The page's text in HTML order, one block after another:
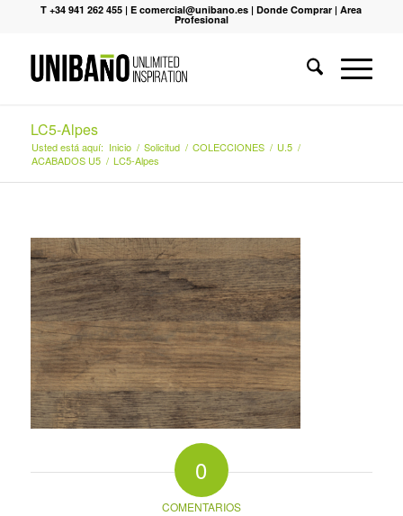
T +34 941 262 455 |E comercial@unibano.es |Donde Comprar |Area
Profesional
LC5-Alpes
Usted está aquí: Inicio / Solicitud / COLECCIONES / U.5 /
ACABADOS U5 / LC5-Alpes
0
COMENTARIOS